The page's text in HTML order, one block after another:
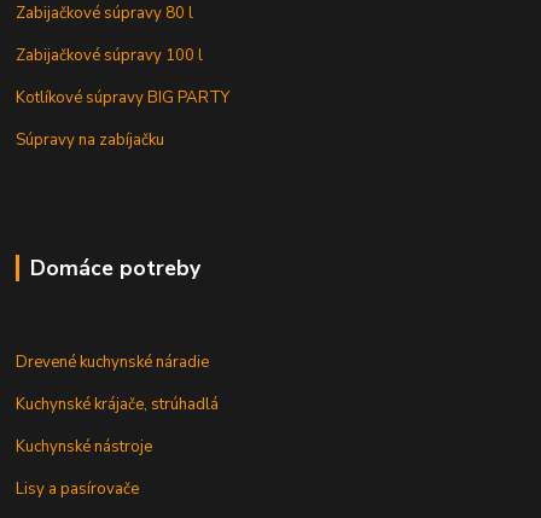
Zabijačkové súpravy 80 l
Zabijačkové súpravy 100 l
Kotlíkové súpravy BIG PARTY
Súpravy na zabíjačku
Domáce potreby
Drevené kuchynské náradie
Kuchynské krájače, strúhadlá
Kuchynské nástroje
Lisy a pasírovače